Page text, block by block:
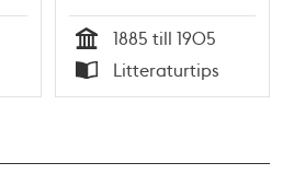
Tid
1885 till 1905
Typ
Litteraturtips